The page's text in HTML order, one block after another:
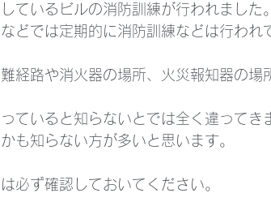
ているビルの消防訓練が行われました。
どでは定期的に消防訓練などは行われ
経路や消火器の場所、火災報知器の場
ていると知らないとでは全く違ってき
も知らない方が多いと思います。
必ず確認しておいてください。